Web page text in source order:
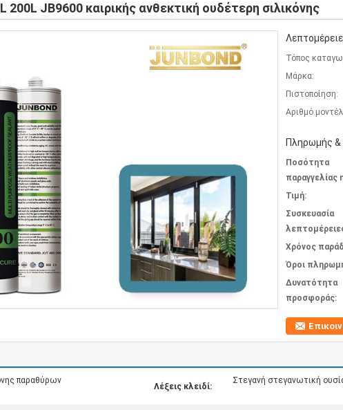
JB9600 καιρικής ανθεκτική ουδέτερη σιλικόνης
Τόπος
Μάρκα:
Πιστοποίηση:
Αριθμό
Πληρωμής &
Ποσότητα
παραγγελίας
Τιμή:
Συσκευασία
Χρόνος
Όροι
Δυνατότητα
προσφοράς:
παραθύρων
Λέξεις κλειδί:
Στεγανή στεγανωτική